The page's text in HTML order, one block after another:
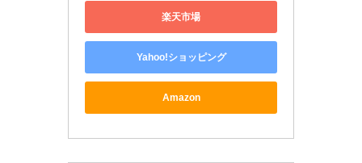
楽天市場
Yahoo!ショッピング
Amazon